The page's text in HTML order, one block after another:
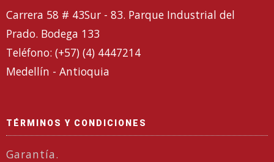
Carrera 58 # 43Sur - 83. Parque Industrial del
Prado. Bodega 133
Teléfono: (+57) (4) 4447214
Medellín - Antioquia
TÉRMINOS Y CONDICIONES
Garantía.